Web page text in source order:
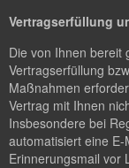
Vertragserfüllung
Die von Ihnen bereit
Vertragserfüllung
Maßnahmen
Vertrag mit Ihnen
Insbesondere bei
automatisiert eine
Erinnerungsmail vor